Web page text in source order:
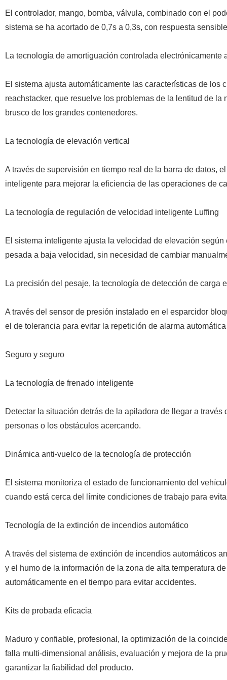
El controlador, mango, bomba, válvula, combinado con el
sistema se ha acortado de 0,7s a 0,3s, con respuesta
La tecnología de amortiguación controlada electrónicamente
El sistema ajusta automáticamente las características de
reachstacker, que resuelve los problemas de la lentitud de
brusco de los grandes contenedores.
La tecnología de elevación vertical
A través de supervisión en tiempo real de la barra de datos,
inteligente para mejorar la eficiencia de las operaciones de
La tecnología de regulación de velocidad inteligente Luffing
El sistema inteligente ajusta la velocidad de elevación
pesada a baja velocidad, sin necesidad de cambiar
La precisión del pesaje, la tecnología de detección de carga
A través del sensor de presión instalado en el esparcidor
el de tolerancia para evitar la repetición de alarma
Seguro y seguro
La tecnología de frenado inteligente
Detectar la situación detrás de la apiladora de llegar a
personas o los obstáculos acercando.
Dinámica anti-vuelco de la tecnología de protección
El sistema monitoriza el estado de funcionamiento del
cuando está cerca del límite condiciones de trabajo para
Tecnología de la extinción de incendios automático
A través del sistema de extinción de incendios automáticos
y el humo de la información de la zona de alta temperatura
automáticamente en el tiempo para evitar accidentes.
Kits de probada eficacia
Maduro y confiable, profesional, la optimización de la
falla multi-dimensional análisis, evaluación y mejora de la
garantizar la fiabilidad del producto.